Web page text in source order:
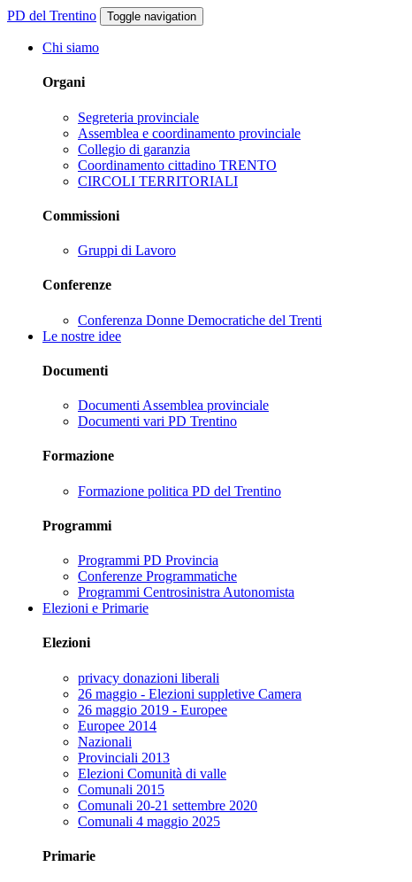
PD del Trentino Toggle navigation
Chi siamo
Organi
Segreteria provinciale
Assemblea e coordinamento provinciale
Collegio di garanzia
Coordinamento cittadino TRENTO
CIRCOLI TERRITORIALI
Commissioni
Gruppi di Lavoro
Conferenze
Conferenza Donne Democratiche del Trenti
Le nostre idee
Documenti
Documenti Assemblea provinciale
Documenti vari PD Trentino
Formazione
Formazione politica PD del Trentino
Programmi
Programmi PD Provincia
Conferenze Programmatiche
Programmi Centrosinistra Autonomista
Elezioni e Primarie
Elezioni
privacy donazioni liberali
26 maggio - Elezioni suppletive Camera
26 maggio 2019 - Europee
Europee 2014
Nazionali
Provinciali 2013
Elezioni Comunità di valle
Comunali 2015
Comunali 20-21 settembre 2020
Comunali 4 maggio 2025
Primarie